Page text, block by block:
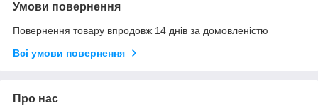
Умови повернення
Повернення товару впродовж 14 днів за домовленістю
Всі умови повернення
Про нас